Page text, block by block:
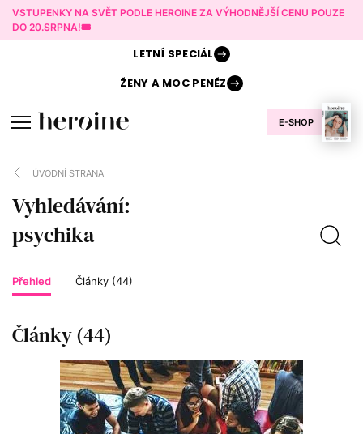
VSTUPENKY NA SVĚT PODLE HEROINE ZA VÝHODNĚJŠÍ CENU POUZE
DO 20.SRPNA!🎟️
E-SHOP
LETNÍ SPECIÁL
ŽENY AMOC PENĚZ
ÚVODNÍ STRANA
Vyhledávání:
Přehled Články (44)
Články (44)